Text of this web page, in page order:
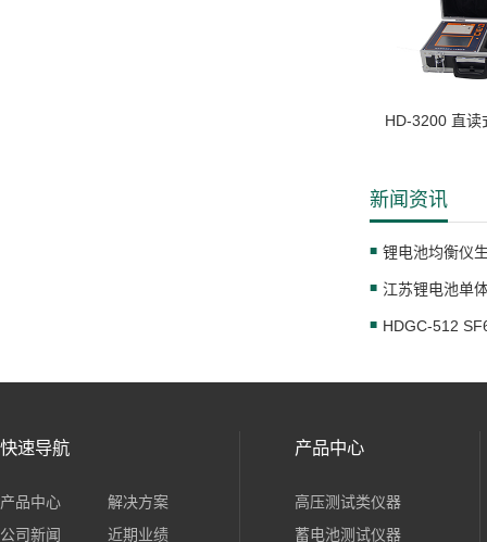
HD-3200 直读
新闻资讯
HDGC-512
快速导航
产品中心
解决方案
公司新闻
近期业绩
产品中心
高压测试类仪器
蓄电池测试仪器